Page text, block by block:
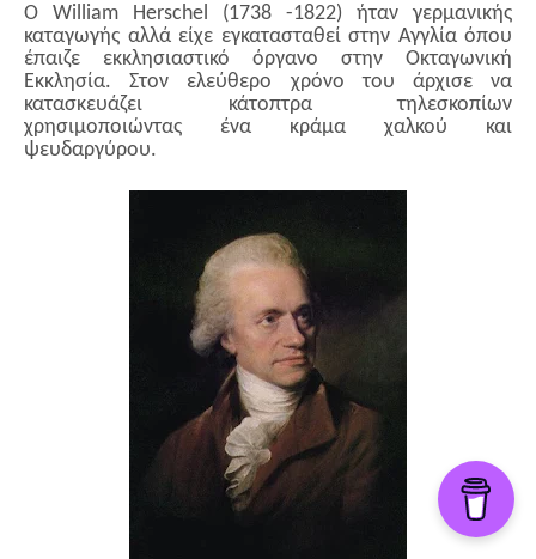
O William Herschel (1738 -1822) ήταν γερμανικής
καταγωγής αλλά είχε εγκατασταθεί στην Αγγλία όπου
έπαιζε εκκλησιαστικό όργανο στην Οκταγωνική
Εκκλησία. Στον ελεύθερο χρόνο του άρχισε να
κατασκευάζει κάτοπτρα τηλεσκοπίων
χρησιμοποιώντας ένα κράμα χαλκού και
ψευδαργύρου.